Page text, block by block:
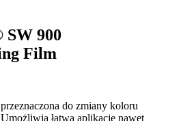
SW 900
Film
do zmiany koloru
łatwą aplikację nawet